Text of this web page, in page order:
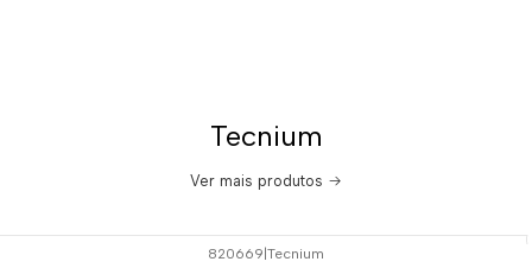
Tecnium
Ver mais produtos
820669 Tecnium